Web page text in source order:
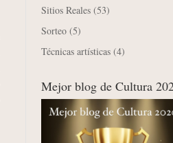
Sitios Reales (53)
Sorteo (5)
Técnicas artísticas (4)
Mejor blog de Cultura